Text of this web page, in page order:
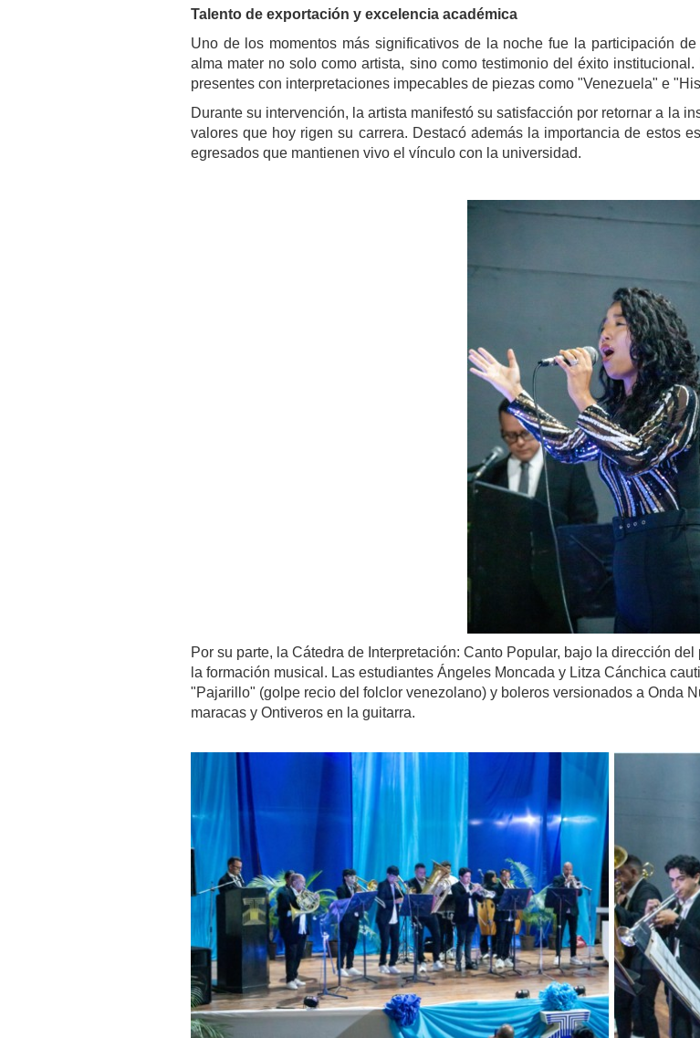
Talento de exportación y excelencia académica
Uno de los momentos más significativos de la noche fue la participación
alma mater no solo como artista, sino como testimonio del éxito
presentes con interpretaciones impecables de piezas como "Venezuela" e
Durante su intervención, la artista manifestó su satisfacción por retornar a la
valores que hoy rigen su carrera. Destacó además la importancia de estos
egresados que mantienen vivo el vínculo con la universidad.
Por su parte, la Cátedra de Interpretación: Canto Popular, bajo la dirección
la formación musical. Las estudiantes Ángeles Moncada y Litza Cánchica
"Pajarillo" (golpe recio del folclor venezolano) y boleros versionados a Onda
maracas y Ontiveros en la guitarra.